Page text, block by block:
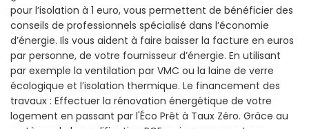
pour l’isolation à 1 euro, vous permettent de bénéficier des
conseils de professionnels spécialisé dans l’économie
d’énergie. Ils vous aident à faire baisser la facture en euros
par personne, de votre fournisseur d’énergie. En utilisant
par exemple la ventilation par VMC ou la laine de verre
écologique et l’isolation thermique. Le financement des
travaux : Effectuer la rénovation énergétique de votre
logement en passant par l'Éco Prêt à Taux Zéro. Grâce au